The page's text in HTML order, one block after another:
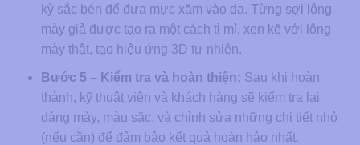
kỳ sắc bén để đưa mực xăm vào da. Từng sợi lông
mày giả được tạo ra một cách tỉ mỉ, xen kẽ với lông
mày thật, tạo hiệu ứng 3D tự nhiên.
Bước 5 – Kiểm tra và hoàn thiện: Sau khi hoàn
thành, kỹ thuật viên và khách hàng sẽ kiểm tra lại
dáng mày, màu sắc, và chỉnh sửa những chi tiết nhỏ
(nếu cần) để đảm bảo kết quả hoàn hảo nhất.